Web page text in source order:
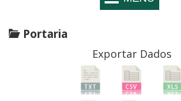
Portaria
Exportar Dados